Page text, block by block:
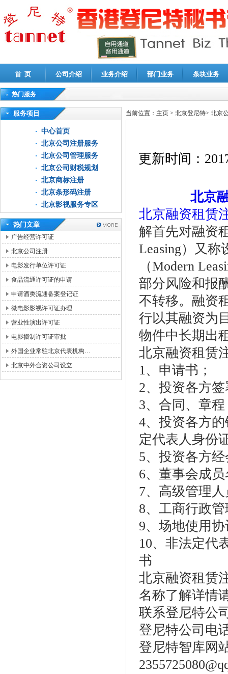
首 页 公司介绍 业务介绍 部门业务 条块业务
热门服务
高新技术企业认定审计|企业所得税汇算清缴申报鉴证
服务项目
中心首页
北京公司注册服务
北京公司管理服务
北京公司财税规划
北京商标注册
北京条形码注册
北京影视服务专区
热门文章
广告经营许可证
北京公司注册
电影发行单位许可证
食品流通许可证的申请
申请酒类流通备案登记证
微电影影视许可证办理
营业性演出许可证
电影摄制许可证审批
外国企业常驻北京代表机构…
北京中外合资公司设立
当前位置： 主页 > 北京登尼特> 北京
更新时间：
北京
北京融资租赁
解首先对融资
Leasing）又称
（Modern
部分风险和报
不转移。融资
行以其融资为
物件中长期出
北京融资租赁
1、申请书；
2、投资各方
3、合同、章
4、投资各方
定代表人身份
5、投资各方
6、董事会成
7、高级管理
8、工商行政
9、场地使用
10、非法定代
书
北京融资租赁
名称了解详情
联系登尼特公
登尼特公司电
登尼特智库网